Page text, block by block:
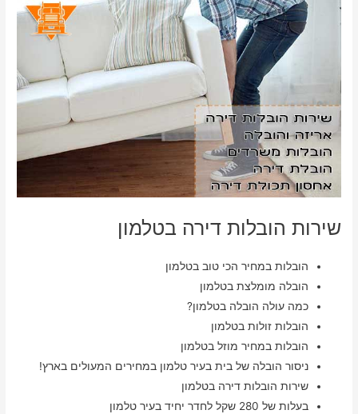
שירות הובלות דירה בטלמון
הובלות במחיר הכי טוב בטלמון
הובלה מומלצת בטלמון
כמה עולה הובלה בטלמון?
הובלות זולות בטלמון
הובלות במחיר מוזל בטלמון
ניסור הובלה של בית בעיר טלמון במחירים המעולים בארץ!
שירות הובלות דירה בטלמון
בעלות של 280 שקל לחדר יחיד בעיר טלמון